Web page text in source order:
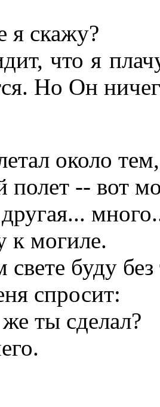
я скажу?
что я
Но Он
около
-- вот
к могиле.
буду без
спросит:
ты сделал?